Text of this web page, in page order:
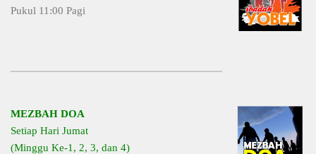
Pukul 11:00 Pagi
MEZBAH DOA
Setiap Hari Jumat
(Minggu Ke-1, 2, 3, dan 4)